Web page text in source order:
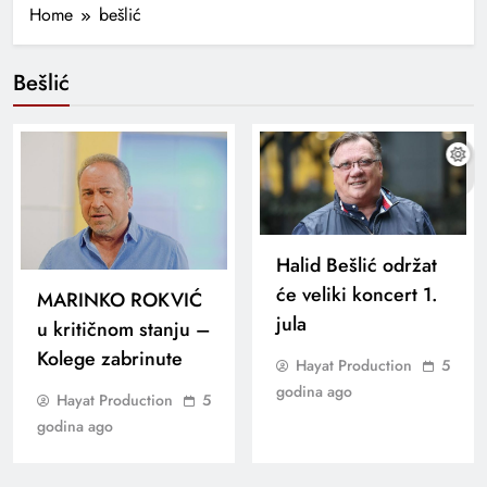
Home bešlić
Bešlić
MARINKO ROKVIĆ
u kritičnom stanju –
Kolege zabrinute
Hayat Production
5
godina ago
Halid Bešlić održat
će veliki koncert 1.
jula
Hayat Production
5
godina ago